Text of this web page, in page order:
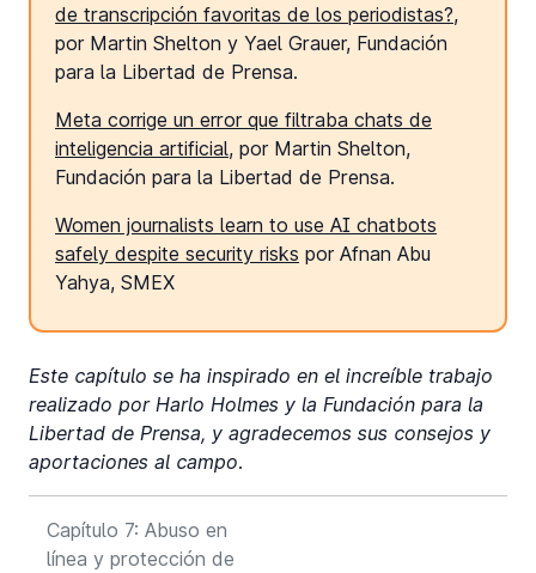
de transcripción favoritas de los periodistas?,
por Martin Shelton y Yael Grauer, Fundación
para la Libertad de Prensa.
Meta corrige un error que filtraba chats de
inteligencia artificial, por Martin Shelton,
Fundación para la Libertad de Prensa.
Women journalists learn to use AI chatbots
safely despite security risks por Afnan Abu
Yahya, SMEX
Este capítulo se ha inspirado en el increíble trabajo
realizado por Harlo Holmes y la Fundación para la
Libertad de Prensa, y agradecemos sus consejos y
aportaciones al campo.
Capítulo 7: Abuso en
línea y protección de